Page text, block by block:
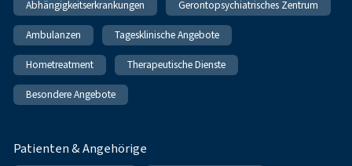
Abhängigkeitserkrankungen Gerontopsychiatrisches Zentrum
Ambulanzen Tagesklinische Angebote
Hometreatment Therapeutische Dienste
Besondere Angebote
Patienten & Angehörige